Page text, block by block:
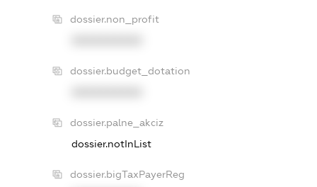
dossier.non_profit
dossier.budget_dotation
dossier.palne_akciz
dossier.notInList
dossier.bigTaxPayerReg